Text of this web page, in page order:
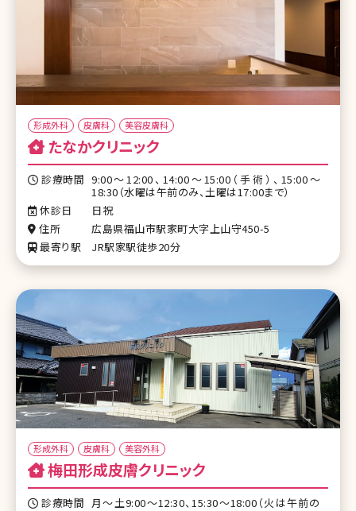
形成外科 皮膚科 美容皮膚科
たなかクリニック
診療時間 9:00～12:00、14:00～15:00（手術）、15:00～
18:30（水曜は午前のみ、土曜は17:00まで）
休診日
日祝
住所
広島県福山市駅家町大字上山守450-5
最寄り駅
JR駅家駅徒歩20分
形成外科 皮膚科 美容外科
梅田形成皮膚クリニック
診療時間 月～土9:00〜12:30、15:30〜18:00（火は午前の